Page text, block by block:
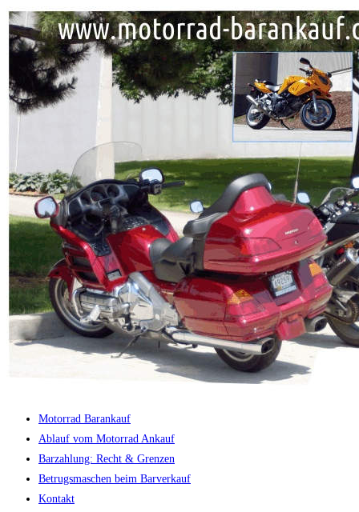
Motorrad Barankauf
Ablauf vom Motorrad Ankauf
Barzahlung: Recht & Grenzen
Betrugsmaschen beim Barverkauf
Kontakt